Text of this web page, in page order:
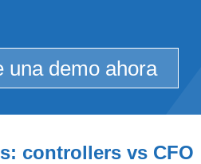
una demo ahora
controllers vs CFO